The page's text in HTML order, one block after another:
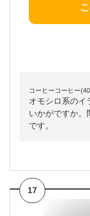
コーヒーコーヒー
オモシロ系のイ
いかがですか。
です。
17